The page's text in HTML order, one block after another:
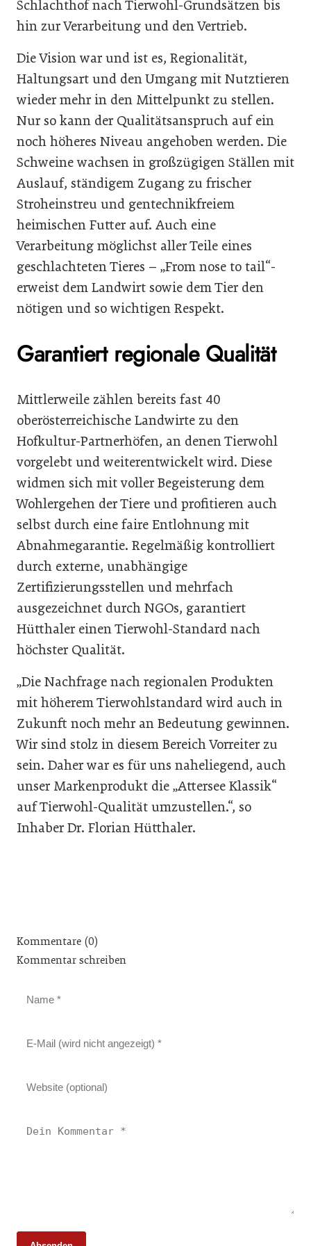
Schlachthof nach Tierwohl-Grundsätzen bis
hin zur Verarbeitung und den Vertrieb.
Die Vision war und ist es, Regionalität,
Haltungsart und den Umgang mit Nutztieren
wieder mehr in den Mittelpunkt zu stellen.
Nur so kann der Qualitätsanspruch auf ein
noch höheres Niveau angehoben werden. Die
Schweine wachsen in großzügigen Ställen mit
Auslauf, ständigem Zugang zu frischer
Stroheinstreu und gentechnikfreiem
heimischen Futter auf. Auch eine
Verarbeitung möglichst aller Teile eines
geschlachteten Tieres – „From nose to tail“-
erweist dem Landwirt sowie dem Tier den
nötigen und so wichtigen Respekt.
Garantiert regionale Qualität
Mittlerweile zählen bereits fast 40
oberösterreichische Landwirte zu den
Hofkultur-Partnerhöfen, an denen Tierwohl
vorgelebt und weiterentwickelt wird. Diese
widmen sich mit voller Begeisterung dem
Wohlergehen der Tiere und profitieren auch
selbst durch eine faire Entlohnung mit
Abnahmegarantie. Regelmäßig kontrolliert
durch externe, unabhängige
Zertifizierungsstellen und mehrfach
ausgezeichnet durch NGOs, garantiert
Hütthaler einen Tierwohl-Standard nach
höchster Qualität.
„Die Nachfrage nach regionalen Produkten
mit höherem Tierwohlstandard wird auch in
Zukunft noch mehr an Bedeutung gewinnen.
Wir sind stolz in diesem Bereich Vorreiter zu
sein. Daher war es für uns naheliegend, auch
unser Markenprodukt die „Attersee Klassik“
auf Tierwohl-Qualität umzustellen.“, so
Inhaber Dr. Florian Hütthaler.
Kommentare (0)
Kommentar schreiben